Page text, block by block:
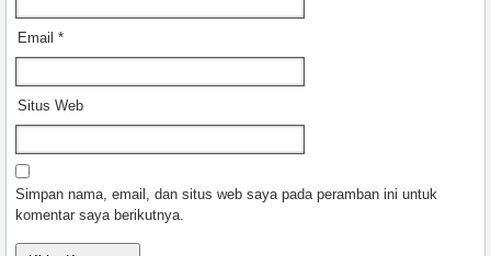
Email *
Situs Web
Simpan nama, email, dan situs web saya pada peramban ini untuk
komentar saya berikutnya.